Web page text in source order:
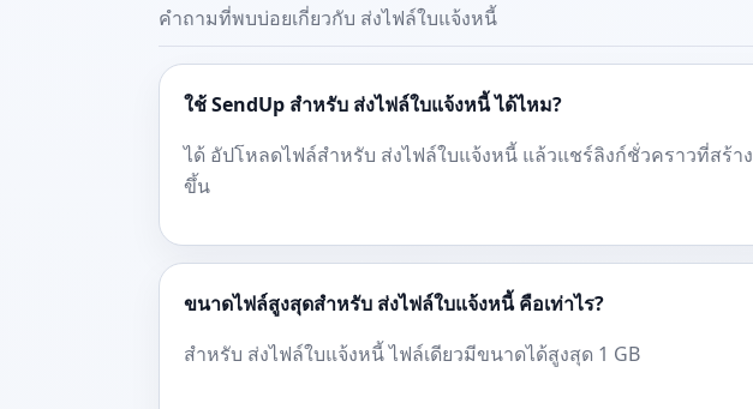
คำถามที่พบบ่อยเกี่ยวกับ ส่งไฟล์ใบแจ้งหนี้
ใช้ SendUp สำหรับ ส่งไฟล์ใบแจ้งหนี้ ได้ไหม?
ได้ อัปโหลดไฟล์สำหรับ ส่งไฟล์ใบแจ้งหนี้ แล้วแชร์ลิงก์ชั่วคราวที่สร้าง
ขึ้น
ขนาดไฟล์สูงสุดสำหรับ ส่งไฟล์ใบแจ้งหนี้ คือเท่าไร?
สำหรับ ส่งไฟล์ใบแจ้งหนี้ ไฟล์เดียวมีขนาดได้สูงสุด 1 GB